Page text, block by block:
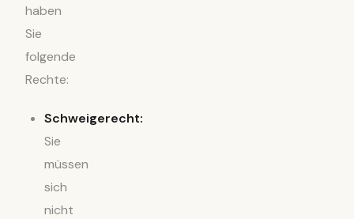
haben
Sie
folgende
Rechte:
Schweigerecht:
Sie
müssen
sich
nicht